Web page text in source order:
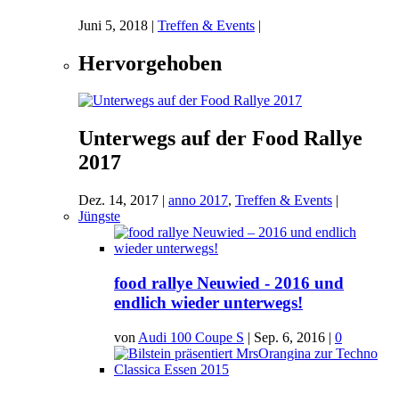
Juni 5, 2018 | Treffen & Events |
Hervorgehoben
Unterwegs auf der Food Rallye
2017
Dez. 14, 2017 | anno 2017, Treffen & Events |
Jüngste
food rallye Neuwied - 2016 und
endlich wieder unterwegs!
von Audi 100 Coupe S | Sep. 6, 2016 | 0